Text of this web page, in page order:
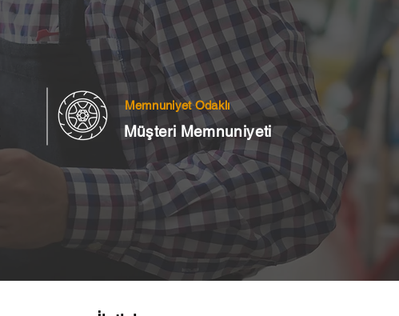
Memnuniyet Odaklı
Müşteri Memnuniyeti